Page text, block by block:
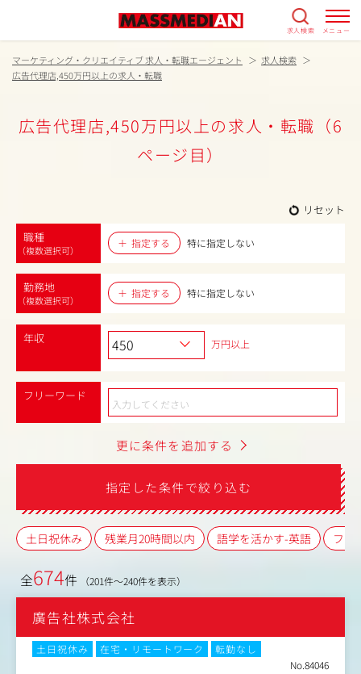
求人検索 メニュー
マーケティング・クリエイティブ 求人・転職エージェント
求人検索
広告代理店,450万円以上の求人・転職
広告代理店,450万円以上の求人・転職（6
ページ目）
リセット
職種
（複数選択可）
指定する 特に指定しない
勤務地
（複数選択可）
指定する 特に指定しない
年収 万円以上
フリーワード
更に条件を追加する
指定した条件で絞り込む
土日祝休み 残業月20時間以内 語学を活かす-英語 フレ
全674件 （201件～240件を表示）
廣告社株式会社
土日祝休み 在宅・リモートワーク
転勤なし
No.84046